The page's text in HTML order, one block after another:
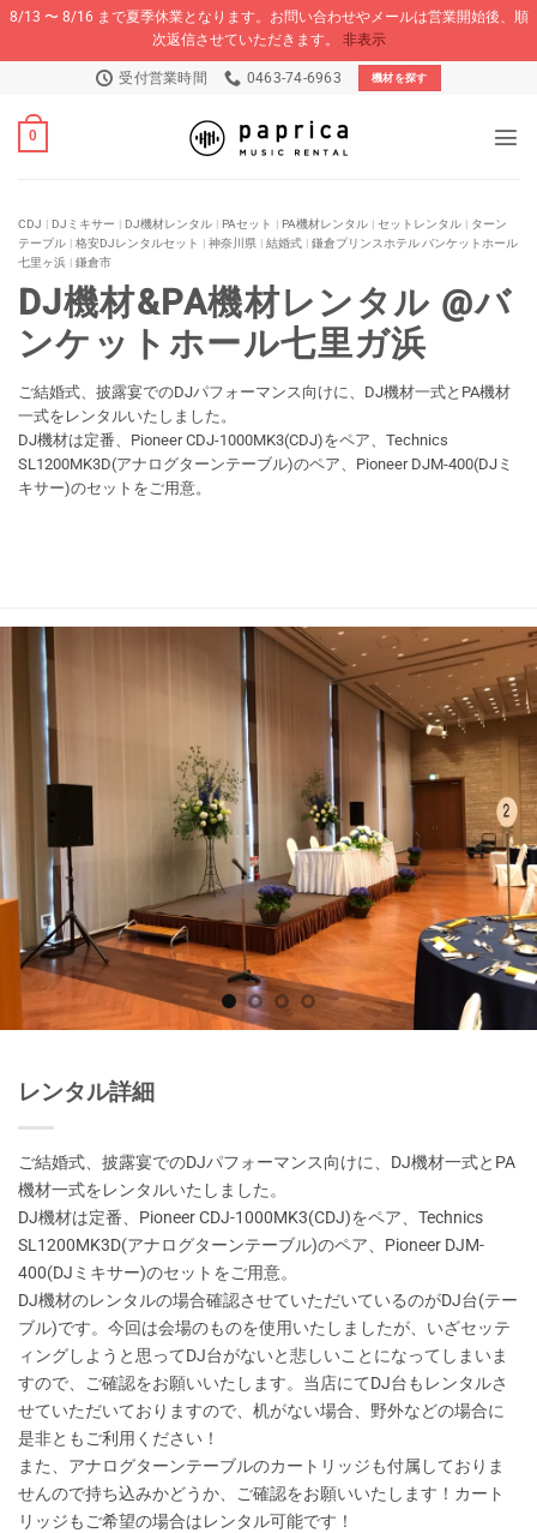
8/13 〜 8/16 まで夏季休業となります。お問い合わせやメールは営業開始後、順
次返信させていただきます。 非表示
content
受付営業時間 0463-74-6963 機材を探す
0
CDJ | DJミキサー | DJ機材レンタル | PAセット | PA機材レンタル | セットレンタル | ターン
テーブル | 格安DJレンタルセット | 神奈川県 | 結婚式 | 鎌倉プリンスホテル バンケットホール
七里ヶ浜 | 鎌倉市
DJ機材&PA機材レンタル @バ
ンケットホール七里ガ浜
ご結婚式、披露宴でのDJパフォーマンス向けに、DJ機材一式とPA機材
一式をレンタルいたしました。
DJ機材は定番、Pioneer CDJ-1000MK3(CDJ)をペア、Technics
SL1200MK3D(アナログターンテーブル)のペア、Pioneer DJM-400(DJミ
キサー)のセットをご用意。
レンタル詳細
ご結婚式、披露宴でのDJパフォーマンス向けに、DJ機材一式とPA
機材一式をレンタルいたしました。
DJ機材は定番、Pioneer CDJ-1000MK3(CDJ)をペア、Technics
SL1200MK3D(アナログターンテーブル)のペア、Pioneer DJM-
400(DJミキサー)のセットをご用意。
DJ機材のレンタルの場合確認させていただいているのがDJ台(テー
ブル)です。今回は会場のものを使用いたしましたが、いざセッテ
ィングしようと思ってDJ台がないと悲しいことになってしまいま
すので、ご確認をお願いいたします。当店にてDJ台もレンタルさ
せていただいておりますので、机がない場合、野外などの場合に
是非ともご利用ください！
また、アナログターンテーブルのカートリッジも付属しておりま
せんので持ち込みかどうか、ご確認をお願いいたします！カート
リッジもご希望の場合はレンタル可能です！